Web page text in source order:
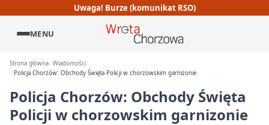
Uwaga! Burze (komunikat RSO)
MENU
Strona główna Wiadomości
Policja Chorzów: Obchody Święta Policji w chorzowskim garnizonie
Policja Chorzów: Obchody Święta
Policji w chorzowskim garnizonie